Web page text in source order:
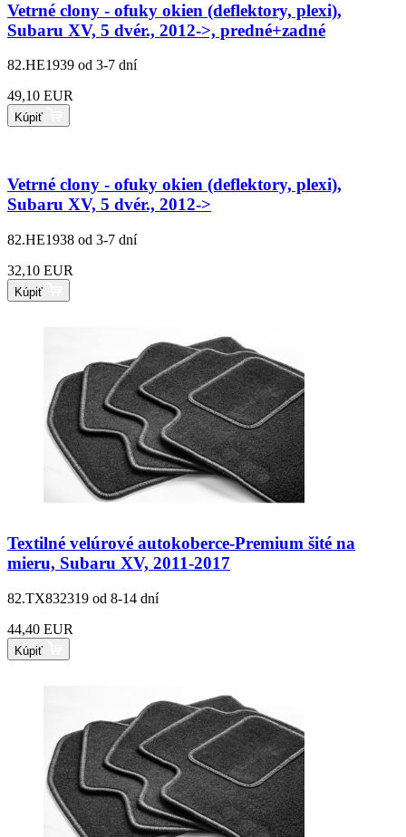
Vetrné clony - ofuky okien (deflektory, plexi),
Subaru XV, 5 dvér., 2012->, predné+zadné
82.HE1939 od 3-7 dní
49,10 EUR
Kúpiť
Vetrné clony - ofuky okien (deflektory, plexi),
Subaru XV, 5 dvér., 2012->
82.HE1938 od 3-7 dní
32,10 EUR
Kúpiť
Textilné velúrové autokoberce-Premium šité na
mieru, Subaru XV, 2011-2017
82.TX832319 od 8-14 dní
44,40 EUR
Kúpiť